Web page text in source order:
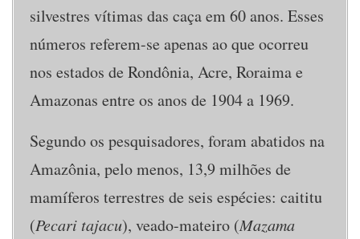
silvestres vítimas das caça em 60 anos. Esses
números referem-se apenas ao que ocorreu
nos estados de Rondônia, Acre, Roraima e
Amazonas entre os anos de 1904 a 1969.
Segundo os pesquisadores, foram abatidos na
Amazônia, pelo menos, 13,9 milhões de
mamíferos terrestres de seis espécies: caititu
(Pecari tajacu), veado-mateiro (Mazama